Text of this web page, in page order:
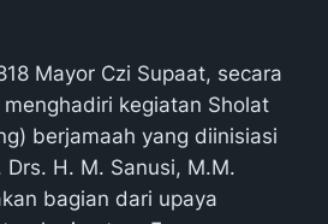
Mayor Czi Supaat, secara
kegiatan Sholat
berjamaah yang diinisiasi
H. M. Sanusi, M.M.
bagian dari upaya